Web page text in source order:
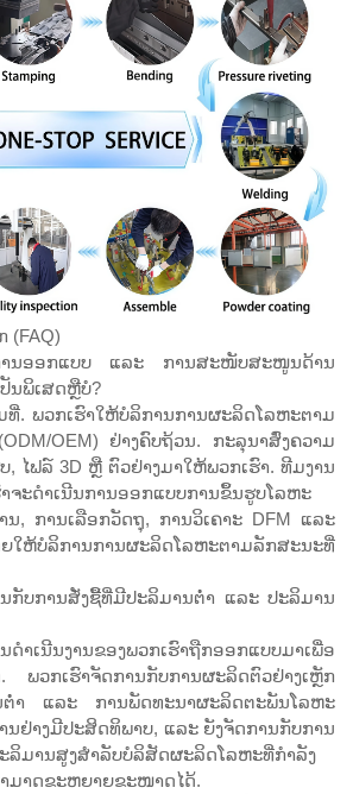
(FAQ)
ນອອກແບບ ແລະ ການສະໜັບສະໜູນດ້ານ
ນພິເສດຫຼືບໍ?
ທີ່. ພວກເຮົາໃຫ້ບໍລິການການຜະລິດໂລຫະຕາມ
OEM) ຢ່າງຄົບຖ້ວນ. ກະລຸນາສົ່ງຄວາມ
, ໄຟລ໌ 3D ຫຼື ຕົວຢ່າງມາໃຫ້ພວກເຮົາ. ທີມງານ
ຈະດຳເນີນການອອກແບບການຂຶ້ນຮູບໂລຫະ
ນ, ການເລືອກວັດຖຸ, ການວິເຄາະ DFM ແລະ
ຍໃຫ້ບໍລິການການຜະລິດໂລຫະຕາມລັກສະນະທີ່
ກັບການສັ່ງຊື້ທີ່ມີປະລິມານຕ່ຳ ແລະ ປະລິມານ
ຳເນີນງານຂອງພວກເຮົາຖືກອອກແບບມາເພື່ອ
ພວກເຮົາຈັດການກັບການຜະລິດຕົວຢ່າງເຫຼັກ
ຕ່ຳ ແລະ ການພັດທະນາຜະລິດຕະພັນໂລຫະ
ຢ່າງມີປະສິດທິພາບ, ແລະ ຍັງຈັດການກັບການ
ລິມານສູງສຳລັບບໍລິສັດຜະລິດໂລຫະທີ່ກຳລັງ
ມາດຂະຫຍາຍຂະໜາດໄດ້.